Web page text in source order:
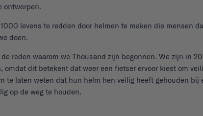
ontwerpen.
levens te redden door helmen te maken die mensen
doen.
reden waarom we Thousand zijn begonnen. We zijn in
dit betekent dat weer een fietser ervoor kiest om
te laten weten dat hun helm hen veilig heeft gehouden bij
op de weg te houden.